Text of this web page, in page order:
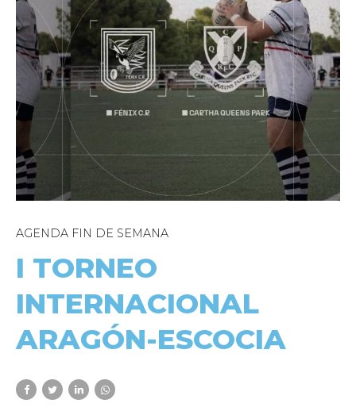
AGENDA FIN DE SEMANA
I TORNEO
INTERNACIONAL
ARAGÓN-ESCOCIA